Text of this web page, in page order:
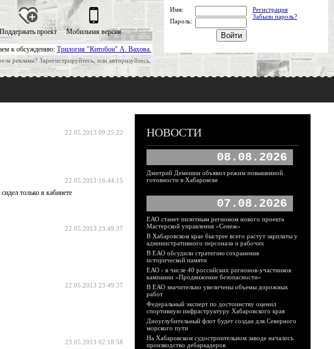
к обсуждению: Трилогия "Китобои" А. Вахова.
реклама? Зарегистрируйтесь, или авторизуйтесь.
проект Мобильная версия
Имя:
Регистрация
Забыли пароль?
Пароль:
22.05.2013 09:25:22
22.05.2013 16:44:15
только в кабинете
22.05.2013 23:49:37
22.05.2013 23:49:37
23.05.2013 02:18:58
НОВОСТИ
08.08.2026
Дмитрий Демешин объявил режим повышенной
готовности в Хабаровске
07.08.2026
ЕАО станет пилотным регионом нового проекта
Мастерской управления «Сенеж»
В Хабаровском крае быстрее всего растут зарплаты у
административного персонала и рабочих
В ЕАО обсудили стратегию сохранения
исторической памяти
ЕАО - в числе 40 российских регионов-участников
кампании «Продвижение безопасности»
В ЕАО значительно увеличены объемы дорожных
работ
Федеральный эксперт по достоинству оценил
спортивную инфраструктуру Хабаровского края
Дноуглубительный флот будет создан для Северного
морского пути
На Хабаровском судостроительном заводе началось
производство дебаркадеров